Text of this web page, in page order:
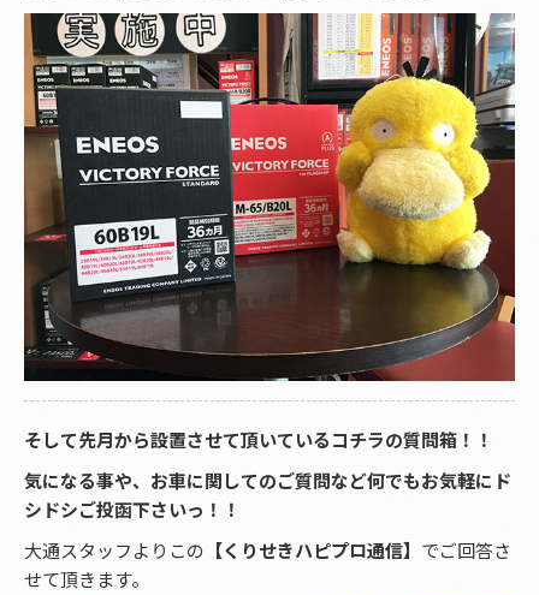
そして先月から設置させて頂いているコチラの質問箱！！
気になる事や、お車に関してのご質問など何でもお気軽にド
シドシご投函下さいっ！！
大通スタッフよりこの 【くりせきハピプロ通信】 でご回答さ
せて頂きます。